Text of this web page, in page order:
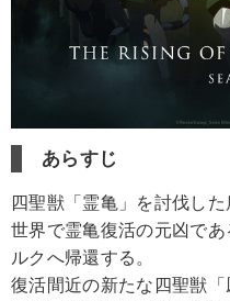
あらすじ
四聖獣「霊亀」を討伐し
世界で霊亀復活の元凶で
ルクへ帰還する。
復活間近の新たな四聖獣